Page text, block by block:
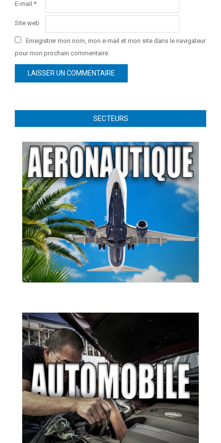
E-mail *
Site web
Enregistrer mon nom, mon e-mail et mon site dans le navigateur
pour mon prochain commentaire.
SECTEURS